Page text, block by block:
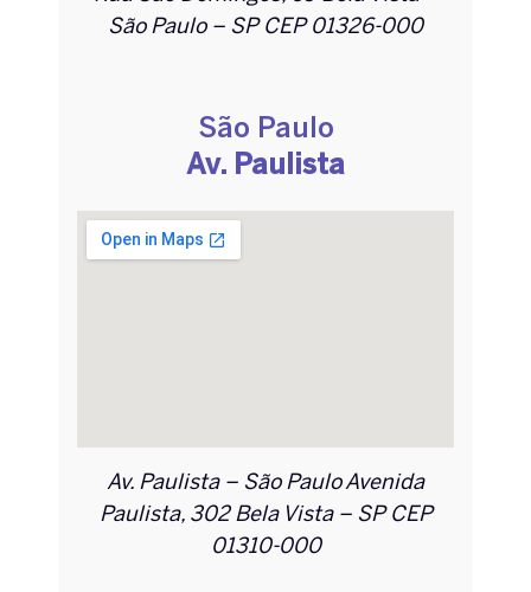
São Paulo – SP CEP 01326-000
São Paulo
Av. Paulista
Av. Paulista – São Paulo Avenida
Paulista, 302 Bela Vista – SP CEP
01310-000